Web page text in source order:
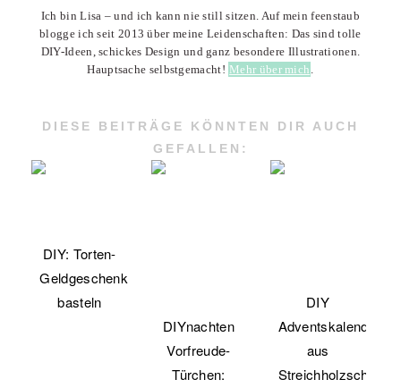
Ich bin Lisa – und ich kann nie still sitzen. Auf mein feenstaub
blogge ich seit 2013 über meine Leidenschaften: Das sind tolle
DIY-Ideen, schickes Design und ganz besondere Illustrationen.
Hauptsache selbstgemacht! Mehr über mich .
DIESE BEITRÄGE KÖNNTEN DIR AUCH
GEFALLEN:
DIY: Torten-
Geldgeschenk
basteln
DIYnachten
Vorfreude-
Türchen:
DIY
Adventskalender
aus